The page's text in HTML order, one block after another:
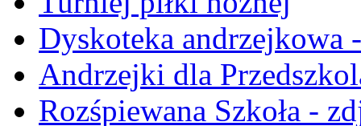
Dyskoteka andrzejkowa
Andrzejki dla
Rozśpiewana Szkoła -